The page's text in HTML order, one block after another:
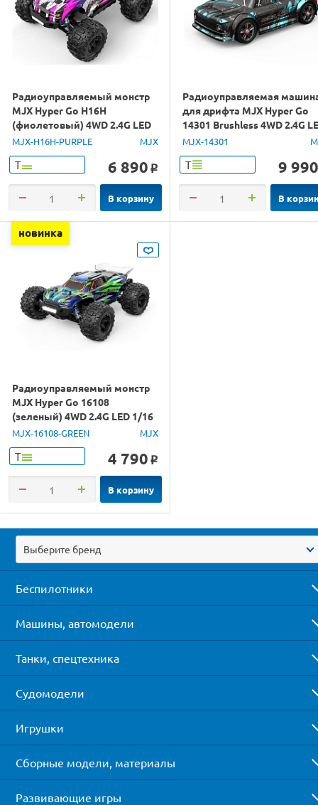
Радиоуправляемый монстр
MJX Hyper Go H16H
(фиолетовый) 4WD 2.4G LED
GPS 1/16 RTR
MJX-H16H-PURPLE MJX
Т 6 890 o
В корзину
Радиоуправляемая
для дрифта MJX Hyper Go
14301 Brushless 4WD 2.4G
1/14 RTR
MJX-14301
Т 9 990
В
новинка
Радиоуправляемый монстр
MJX Hyper Go 16108
(зеленый) 4WD 2.4G LED 1/16
RTR
MJX-16108-GREEN MJX
Т 4 790 o
В корзину
Выберите бренд
Беспилотники
Машины, автомодели
Танки, спецтехника
Судомодели
Игрушки
Сборные модели, материалы
Развивающие игры